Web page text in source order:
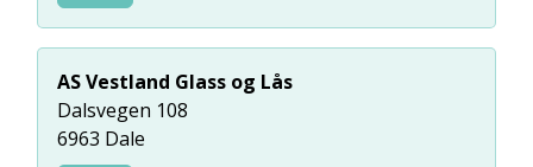
AS Vestland Glass og Lås
Dalsvegen 108
6963 Dale